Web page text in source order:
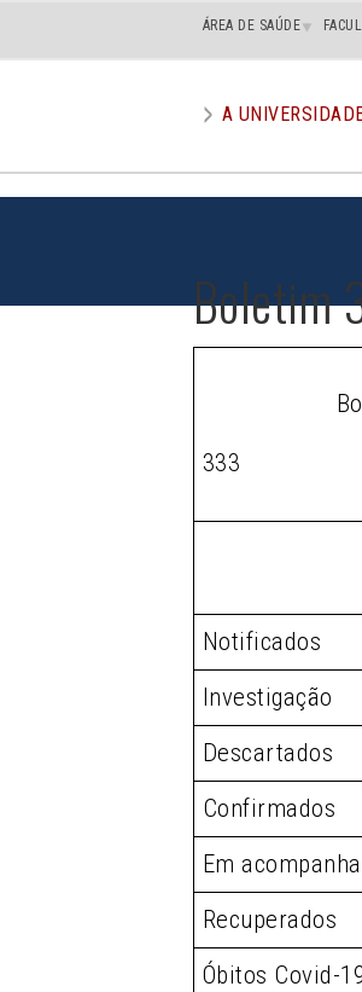
Main
superior
ÁREA DE SAÚDE
menu
A
Boletim
333
Notificados
Investigação
Descartados
Confirmados
Em
Recuperados
Óbitos Covid-